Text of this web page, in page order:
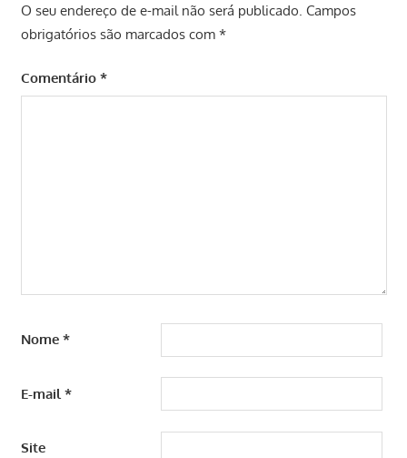
O seu endereço de e-mail não será publicado. Campos
obrigatórios são marcados com *
Comentário *
Nome *
E-mail *
Site